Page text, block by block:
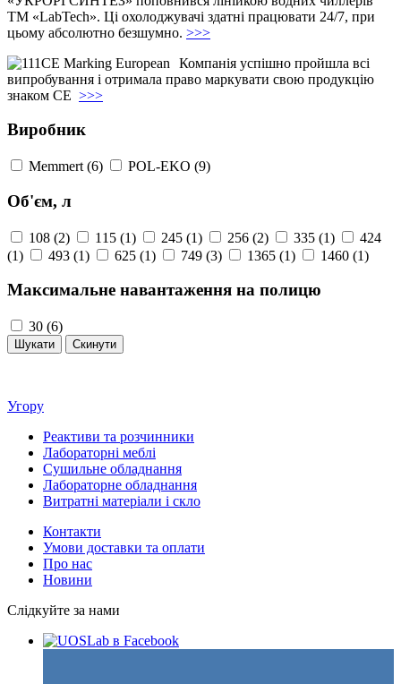
ТМ «LabTech». Ці охолоджувачі здатні працювати 24/7, при
цьому абсолютно безшумно. >>>
Компанія успішно пройшла всі
випробування і отримала право маркувати свою продукцію
знаком СЕ >>>
Виробник
Memmert (6) POL-EKO (9)
Об'єм, л
108 (2) 115 (1) 245 (1) 256 (2) 335 (1)
424
(1)
493 (1) 625 (1) 749 (3) 1365 (1) 1460 (1)
Максимальне навантаження на полицю
30 (6)
Угору
Реактиви та розчинники
Лабораторні меблі
Сушильне обладнання
Лабораторне обладнання
Витратні матеріали і скло
Контакти
Умови доставки та оплати
Про нас
Новини
Слідкуйте за нами